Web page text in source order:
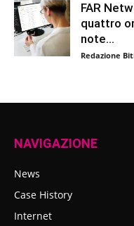
FAR
quattro
note...
Redazione
NAVIGAZIONE
News
Case History
Internet